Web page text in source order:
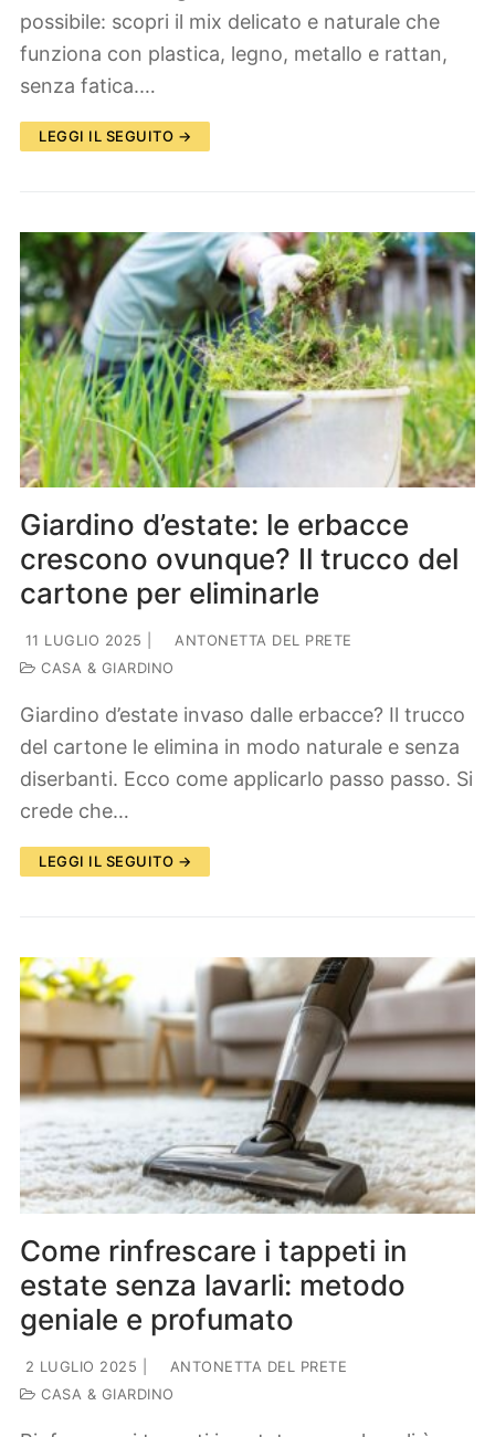
possibile: scopri il mix delicato e naturale che
funziona con plastica, legno, metallo e rattan,
senza fatica.…
LEGGI IL SEGUITO →
Giardino d’estate: le erbacce
crescono ovunque? Il trucco del
cartone per eliminarle
11 LUGLIO 2025
ANTONETTA DEL PRETE
CASA & GIARDINO
Giardino d’estate invaso dalle erbacce? Il trucco
del cartone le elimina in modo naturale e senza
diserbanti. Ecco come applicarlo passo passo. Si
crede che…
LEGGI IL SEGUITO →
Come rinfrescare i tappeti in
estate senza lavarli: metodo
geniale e profumato
2 LUGLIO 2025
ANTONETTA DEL PRETE
CASA & GIARDINO